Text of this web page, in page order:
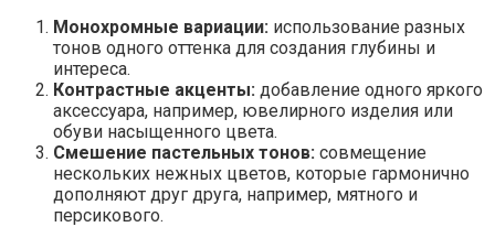
Монохромные вариации: использование разных
тонов одного оттенка для создания глубины и
интереса.
Контрастные акценты: добавление одного яркого
аксессуара, например, ювелирного изделия или
обуви насыщенного цвета.
Смешение пастельных тонов: совмещение
нескольких нежных цветов, которые гармонично
дополняют друг друга, например, мятного и
персикового.